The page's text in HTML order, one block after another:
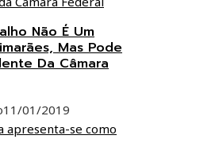
Não É Um
Mas Pode
Da Câmara
11/01/2019